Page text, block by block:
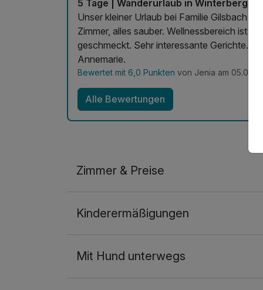
5 Tage | Wanderurlaub in Winterberg -
Unser kleiner Urlaub bei Familie Gilsbach
Zimmer, alles sauber. Wellnessbereich ist
geschmeckt. Sehr interessante Gerichte.
Annemarie.
Bewertet mit 6,0 Punkten von Jenia am
Alle Bewertungen
Zimmer & Preise
2 Erwachsene
Zusatznächte
Kinderermäßigungen
Mit Hund unterwegs